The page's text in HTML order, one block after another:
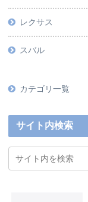
レクサス
スバル
カテゴリ一覧
サイト内検索